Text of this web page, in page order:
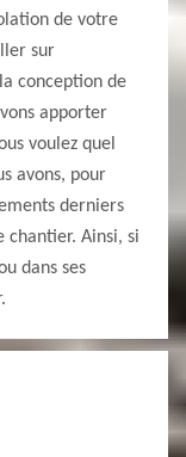
de votre
sur
conception de
apporter
voulez quel
avons, pour
derniers
Ainsi, si
dans ses